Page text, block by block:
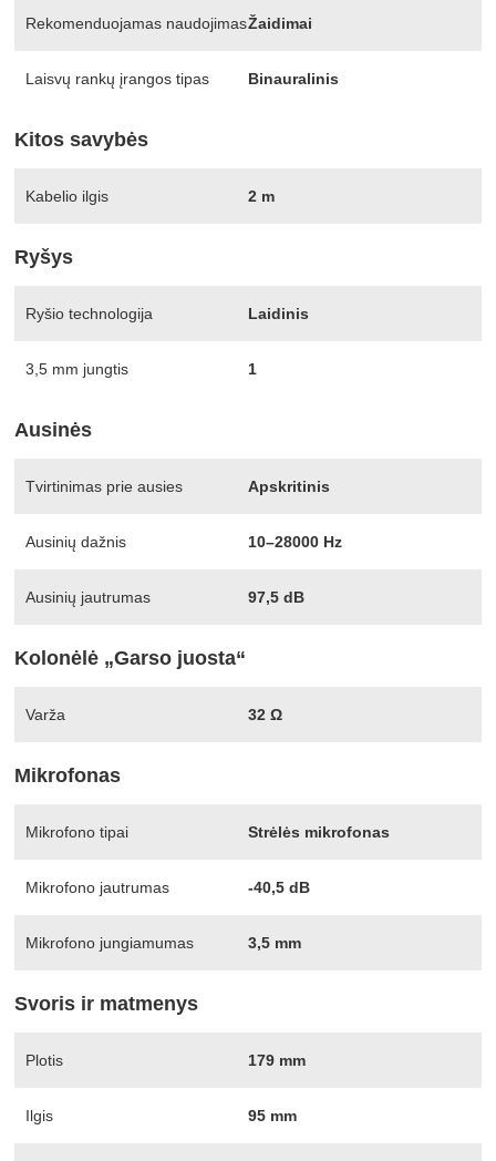
Rekomenduojamas naudojimasŽaidimai
Laisvų rankų įrangos tipas Binauralinis
Kitos savybės
Kabelio ilgis 2 m
Ryšys
Ryšio technologija Laidinis
3,5 mm jungtis 1
Ausinės
Tvirtinimas prie ausies Apskritinis
Ausinių dažnis 10–28000 Hz
Ausinių jautrumas 97,5 dB
Kolonėlė „Garso juosta“
Varža 32 Ω
Mikrofonas
Mikrofono tipai Strėlės mikrofonas
Mikrofono jautrumas -40,5 dB
Mikrofono jungiamumas 3,5 mm
Svoris ir matmenys
Plotis 179 mm
Ilgis 95 mm